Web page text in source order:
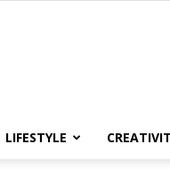
LIFESTYLE